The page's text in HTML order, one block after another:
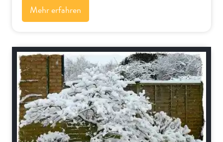
Mehr erfahren
Bäume und Sträucher